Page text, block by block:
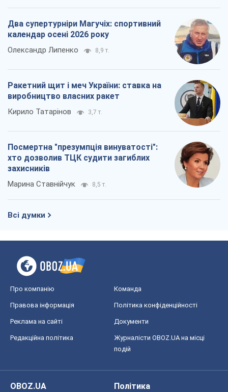
Два супертурніри Магучіх: спортивний
календар осені 2026 року
Олександр Липенко 8,9 т.
Ракетний щит і меч України: ставка на
виробництво власних ракет
Кирило Татарінов 3,7 т.
Посмертна "презумпція винуватості":
хто дозволив ТЦК судити загиблих
захисників
Марина Ставнійчук 8,5 т.
Всі думки
Про компанію Команда
Правова інформація Політика конфіденційності
Реклама на сайті Документи
Редакційна політика
Журналісти OBOZ.UA на місці
подій
OBOZ.UA
Політика